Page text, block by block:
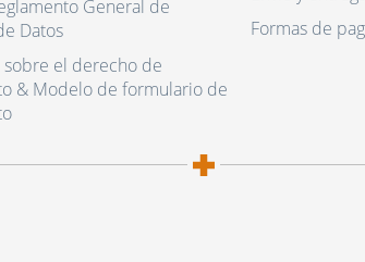
General de
Datos
el derecho de
& Modelo de formulario de
Formas de